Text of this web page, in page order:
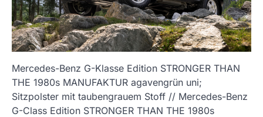
Mercedes-Benz G-Klasse Edition STRONGER THAN
THE 1980s MANUFAKTUR agavengrün uni;
Sitzpolster mit taubengrauem Stoff // Mercedes-Benz
G-Class Edition STRONGER THAN THE 1980s